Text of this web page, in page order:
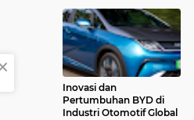
Inovasi dan
Pertumbuhan BYD di
Industri Otomotif Global